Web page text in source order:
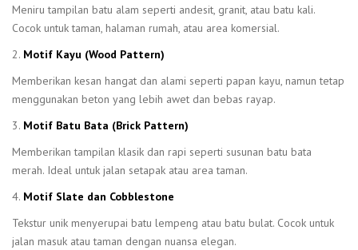
Meniru tampilan batu alam seperti andesit, granit, atau batu kali.
Cocok untuk taman, halaman rumah, atau area komersial.
2. Motif Kayu (Wood Pattern)
Memberikan kesan hangat dan alami seperti papan kayu, namun tetap
menggunakan beton yang lebih awet dan bebas rayap.
3. Motif Batu Bata (Brick Pattern)
Memberikan tampilan klasik dan rapi seperti susunan batu bata
merah. Ideal untuk jalan setapak atau area taman.
4. Motif Slate dan Cobblestone
Tekstur unik menyerupai batu lempeng atau batu bulat. Cocok untuk
jalan masuk atau taman dengan nuansa elegan.